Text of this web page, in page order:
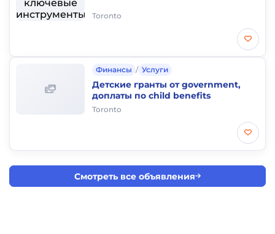
Toronto
Финансы / Услуги
Детские гранты от government,
доплаты по child benefits
Toronto
Смотреть все объявления